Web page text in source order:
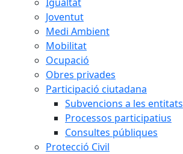
Joventut
Medi Ambient
Mobilitat
Ocupació
Obres privades
Participació ciutadana
Subvencions a les entitats
Processos participatius
Consultes públiques
Protecció Civil